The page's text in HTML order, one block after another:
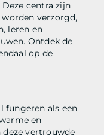
centra zijn
verzorgd,
leren en
Ontdek de
op de
fungeren als een
en
vertrouwde